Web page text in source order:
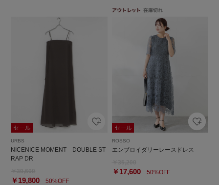
URBS
NICENICE MOMENT DOUBLE ST
RAP DR
￥19,800 50%OFF
ROSSO
エンブロイダリーレースドレス
￥17,60050%OFF